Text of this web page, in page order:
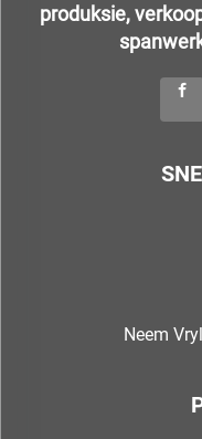
produksie,
Neem